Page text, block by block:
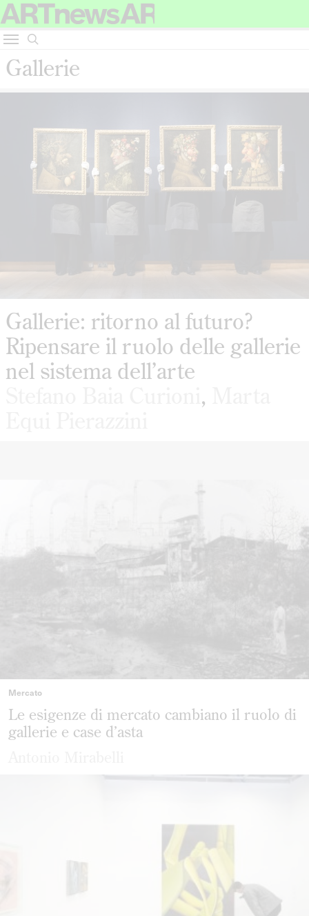
Gallerie
Gallerie: ritorno al futuro?
Ripensare il ruolo delle gallerie
nel sistema dell’arte
,
Mercato
Le esigenze di mercato cambiano il ruolo di
gallerie e case d’asta